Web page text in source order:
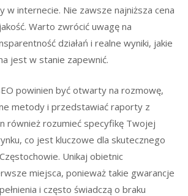
w internecie. Nie zawsze najniższa cena
Warto zwrócić uwagę na
działań i realne wyniki, jakie
jest w stanie zapewnić.
powinien być otwarty na rozmowę,
metody i przedstawiać raporty z
również rozumieć specyfikę Twojej
co jest kluczowe dla skutecznego
Unikaj obietnic
miejsca, ponieważ takie gwarancje
i często świadczą o braku